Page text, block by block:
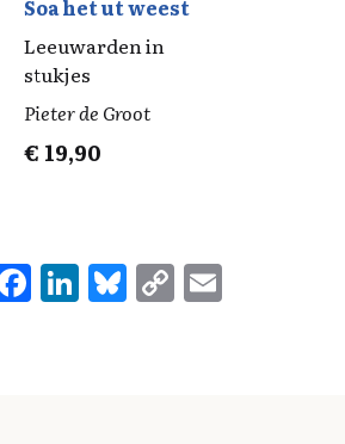
Soa het ut weest
Leeuwarden in
stukjes
Pieter de Groot
€ 19,90
F
a
Li
n
Bl
u
C
o